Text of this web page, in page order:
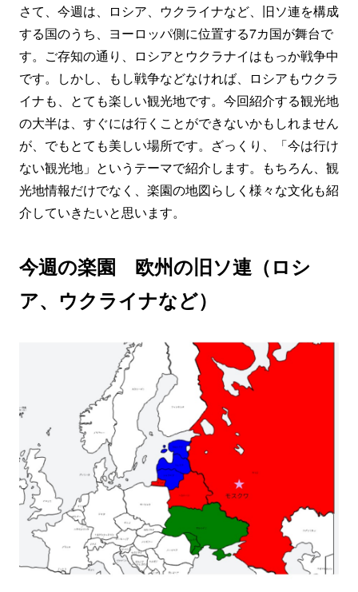
さて、今週は、ロシア、ウクライナなど、旧ソ連を構成
する国のうち、ヨーロッパ側に位置する7カ国が舞台で
す。ご存知の通り、ロシアとウクラナイはもっか戦争中
です。しかし、もし戦争などなければ、ロシアもウクラ
イナも、とても楽しい観光地です。今回紹介する観光地
の大半は、すぐには行くことができないかもしれません
が、でもとても美しい場所です。ざっくり、「今は行け
ない観光地」というテーマで紹介します。もちろん、観
光地情報だけでなく、楽園の地図らしく様々な文化も紹
介していきたいと思います。
今週の楽園 欧州の旧ソ連（ロシ
ア、ウクライナなど）